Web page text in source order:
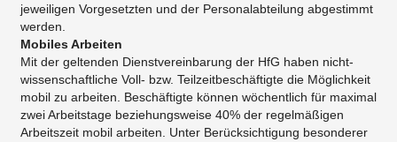
jeweiligen Vorgesetzten und der Personalabteilung abgestimmt
werden.
Mobiles Arbeiten
Mit der geltenden Dienstvereinbarung der HfG haben nicht-
wissenschaftliche Voll- bzw. Teilzeitbeschäftigte die Möglichkeit
mobil zu arbeiten. Beschäftigte können wöchentlich für maximal
zwei Arbeitstage beziehungsweise 40% der regelmäßigen
Arbeitszeit mobil arbeiten. Unter Berücksichtigung besonderer